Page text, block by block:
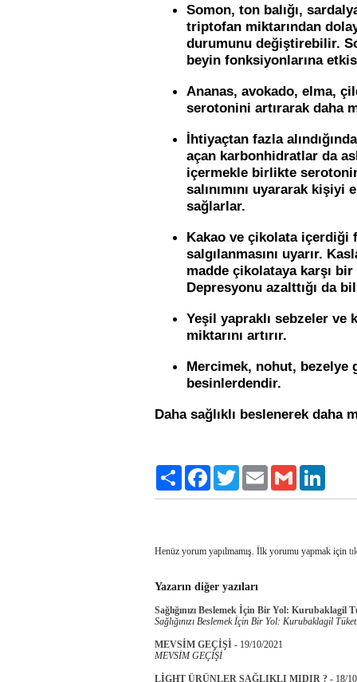
Somon, ton balığı,
triptofan miktarından
durumunu değiştirebilir.
beyin fonksiyonlarına
Ananas, avokado, elma,
serotonini artırarak daha
İhtiyaçtan fazla
açan karbonhidratlar da
içermekle birlikte
salınımını uyararak
sağlarlar.
Kakao ve çikolata içerdiği
salgılanmasını uyarır.
madde çikolataya karşı bir
Depresyonu azalttığı da
Yeşil yapraklı sebzeler
miktarını artırır.
Mercimek, nohut,
besinlerdendir.
Daha sağlıklı beslenerek daha
Paylaş FacebookTwitter Email Gmail
Henüz yorum yapılmamış. İlk yorumu yapmak için
Yazarın diğer yazıları
Sağlığınızı Beslemek İçin Bir Yol: Kurubaklagil
Sağlığınızı Beslemek İçin Bir Yol: Kurubaklagil
MEVSİM GEÇİŞİ - 19/10/2021
MEVSİM GEÇİŞİ
LİGHT ÜRÜNLER SAĞLIKLI MIDIR ? - 18/